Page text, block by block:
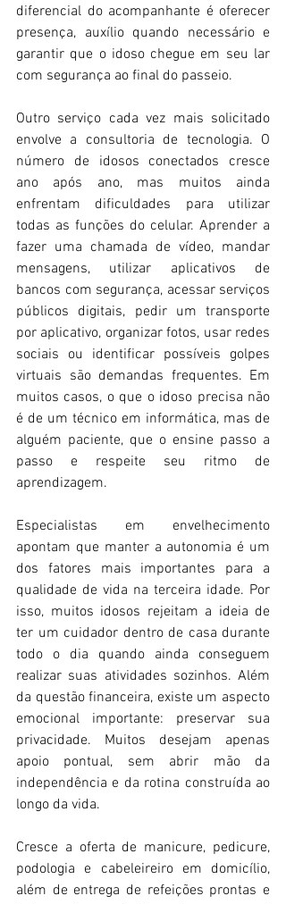
diferencial do acompanhante é oferecer
presença, auxílio quando necessário e
garantir que o idoso chegue em seu lar
com segurança ao final do passeio.
Outro serviço cada vez mais solicitado
envolve a consultoria de tecnologia. O
número de idosos conectados cresce
ano após ano, mas muitos ainda
enfrentam dificuldades para utilizar
todas as funções do celular. Aprender a
fazer uma chamada de vídeo, mandar
mensagens, utilizar aplicativos de
bancos com segurança, acessar serviços
públicos digitais, pedir um transporte
por aplicativo, organizar fotos, usar redes
sociais ou identificar possíveis golpes
virtuais são demandas frequentes. Em
muitos casos, o que o idoso precisa não
é de um técnico em informática, mas de
alguém paciente, que o ensine passo a
passo e respeite seu ritmo de
aprendizagem.
Especialistas em envelhecimento
apontam que manter a autonomia é um
dos fatores mais importantes para a
qualidade de vida na terceira idade. Por
isso, muitos idosos rejeitam a ideia de
ter um cuidador dentro de casa durante
todo o dia quando ainda conseguem
realizar suas atividades sozinhos. Além
da questão financeira, existe um aspecto
emocional importante: preservar sua
privacidade. Muitos desejam apenas
apoio pontual, sem abrir mão da
independência e da rotina construída ao
longo da vida.
Cresce a oferta de manicure, pedicure,
podologia e cabeleireiro em domicílio,
além de entrega de refeições prontas e